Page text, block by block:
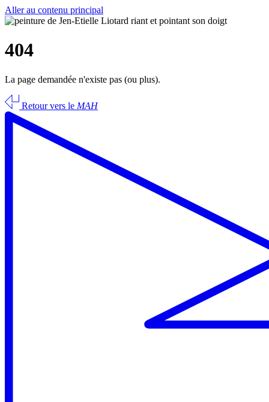
Aller au contenu principal
404
La page demandée n'existe pas (ou plus).
Retour vers le MAH